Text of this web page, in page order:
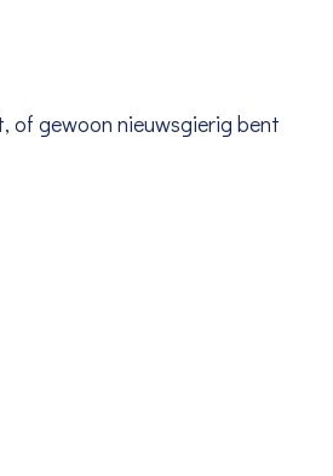
of gewoon nieuwsgierig bent